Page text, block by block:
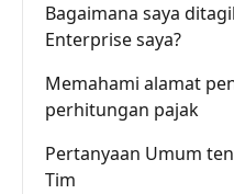
Bagaimana saya
Enterprise saya?
Memahami alamat
perhitungan pajak
Pertanyaan Umum
Tim